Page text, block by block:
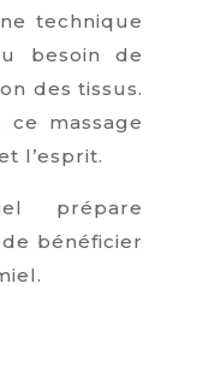
technique
besoin de
des tissus.
massage
l’esprit.
prépare
bénéficier